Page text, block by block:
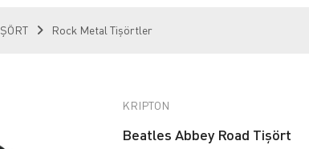
Rock Metal Tişörtler
KRIPTON
Beatles Abbey Road Tişört